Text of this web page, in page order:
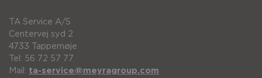
TA Service A/S
Centervej syd 2
4733 Tappernøje
Tel: 56 72 57 77
Mail: ta-service@meyragroup.com